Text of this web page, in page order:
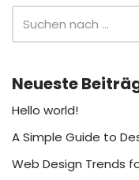
Neueste
Hello world!
A Simple Guide to
Web Design Trends